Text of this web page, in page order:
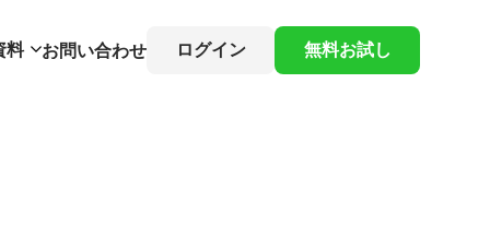
料 お問い合わせ ログイン 無料お試し